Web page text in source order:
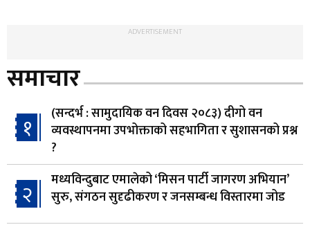
ADVERTISEMENT
समाचार
१
(सन्दर्भ : सामुदायिक वन दिवस २०८३) दीगो वन
व्यवस्थापनमा उपभोक्ताको सहभागिता र सुशासनको प्रश्न
?
२
मध्यविन्दुबाट एमालेको ‘मिसन पार्टी जागरण अभियान’
सुरु, संगठन सुदृढीकरण र जनसम्बन्ध विस्तारमा जोड